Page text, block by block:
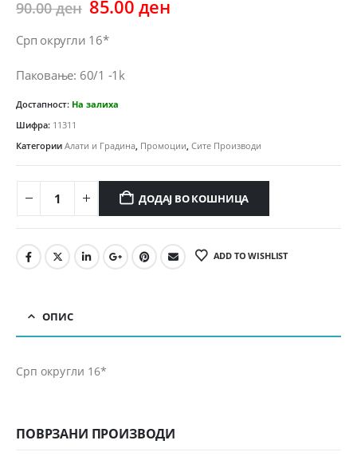
90.00ден Original
was:
85.00денCurrent
Срп округли 16*
Паковање: 60/1 -1k
Достапност: На залиха
Шифра: 11311
Категории Алати и Градина Промоции Сите Производи
ДОДАЈ ВО КОШНИЦА
ADD TO WISHLIST
ОПИС
Срп округли 16*
ПОВРЗАНИ ПРОИЗВОДИ